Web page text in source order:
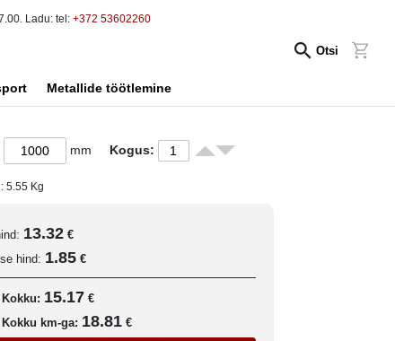
Ladu: tel: +372 53602260
Otsi
Metallide töötlemine
mm Kogus:
5.55Kg
13.32 €
hind: 1.85 €
15.17 €
km-ga: 18.81 €